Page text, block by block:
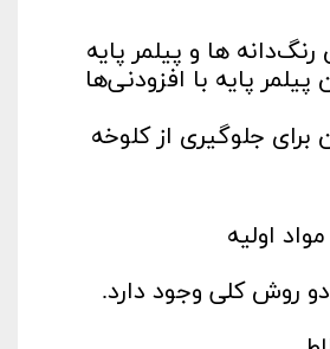
برای جلوگیری از کلوخه
اولیه
دو روش کلی وجود دارد.